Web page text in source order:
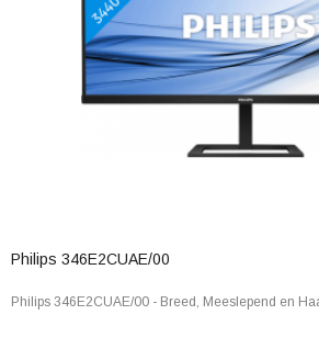
Philips 346E2CUAE/00
Philips 346E2CUAE/00 - Breed, Meeslepend en